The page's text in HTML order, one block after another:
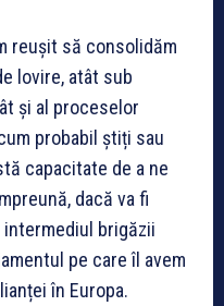
reușit să consolidăm
lovire, atât sub
și al proceselor
probabil știți sau
capacitate de a ne
dacă va fi
intermediul brigăzii
pe care îl avem
în Europa.